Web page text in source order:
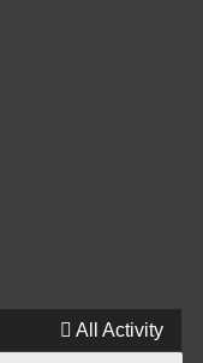
All Activity